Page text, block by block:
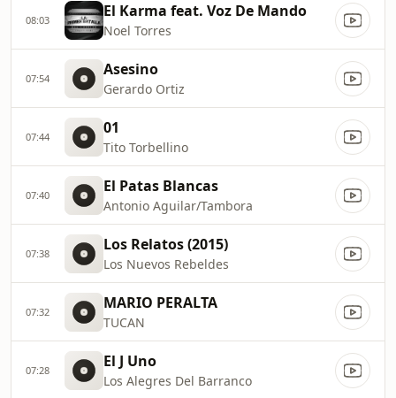
08:03 El Karma feat. Voz De Mando
Noel Torres
07:54 Asesino
Gerardo Ortiz
07:44 01
Tito Torbellino
07:40 El Patas Blancas
Antonio Aguilar/Tambora
07:38 Los Relatos (2015)
Los Nuevos Rebeldes
07:32 MARIO PERALTA
TUCAN
07:28 El J Uno
Los Alegres Del Barranco